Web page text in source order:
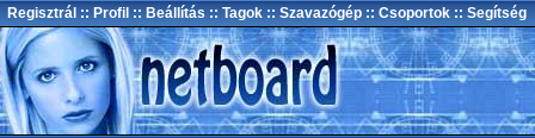
Regisztrál :: Profil :: Beállítás :: Tagok :: Szavazógép :: Csoportok :: Segítség